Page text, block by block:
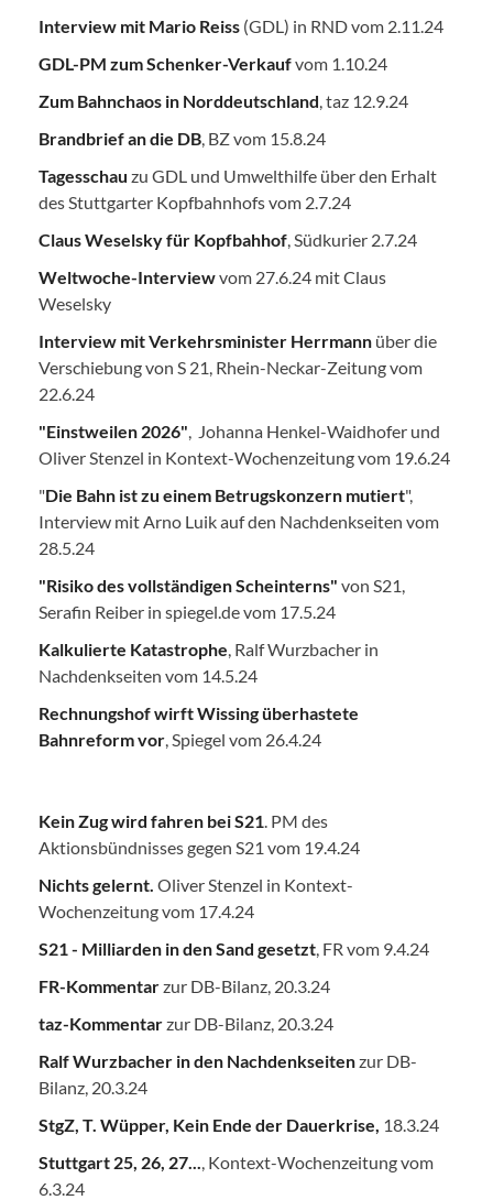
Interview mit Mario Reiss (GDL) in RND vom 2.11.24
GDL-PM zum Schenker-Verkaufvom 1.10.24
Zum Bahnchaos in Norddeutschland , taz 12.9.24
Brandbrief an die DB , BZ vom 15.8.24
Tagesschau zu GDL und Umwelthilfe über den Erhalt
des Stuttgarter Kopfbahnhofs vom 2.7.24
Claus Weselsky für Kopfbahhof , Südkurier 2.7.24
Weltwoche-Interviewvom 27.6.24 mit Claus
Weselsky
Interview mit Verkehrsminister Herrmann über die
Verschiebung von S 21, Rhein-Neckar-Zeitung vom
22.6.24
"Einstweilen 2026" , Johanna Henkel-Waidhofer und
Oliver Stenzel in Kontext-Wochenzeitung vom 19.6.24
"Die Bahn ist zu einem Betrugskonzern mutiert",
Interview mit Arno Luik auf den Nachdenkseiten vom
28.5.24
"Risiko des vollständigen Scheinterns" von S21,
Serafin Reiber in spiegel.de vom 17.5.24
Kalkulierte Katastrophe , Ralf Wurzbacher in
Nachdenkseiten vom 14.5.24
Rechnungshof wirft Wissing überhastete
Bahnreform vor , Spiegel vom 26.4.24
Kein Zug wird fahren bei S21 . PM des
Aktionsbündnisses gegen S21 vom 19.4.24
Nichts gelernt. Oliver Stenzel in Kontext-
Wochenzeitung vom 17.4.24
S21 - Milliarden in den Sand gesetzt , FR vom 9.4.24
FR-Kommentarzur DB-Bilanz, 20.3.24
taz-Kommentarzur DB-Bilanz, 20.3.24
Ralf Wurzbacher in den Nachdenkseitenzur DB-
Bilanz, 20.3.24
StgZ, T. Wüpper, Kein Ende der Dauerkrise, 18.3.24
Stuttgart 25, 26, 27...
, Kontext-Wochenzeitung vom
6.3.24